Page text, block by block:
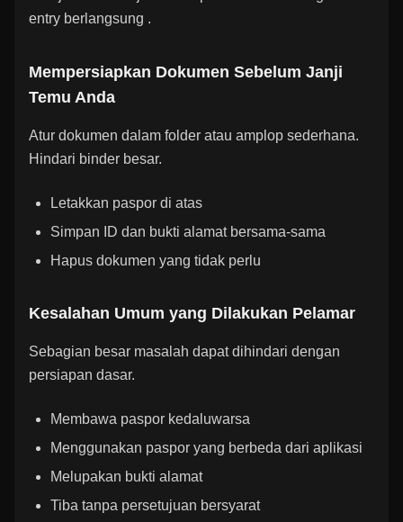
entry berlangsung .
Mempersiapkan Dokumen Sebelum Janji
Temu Anda
Atur dokumen dalam folder atau amplop sederhana.
Hindari binder besar.
Letakkan paspor di atas
Simpan ID dan bukti alamat bersama-sama
Hapus dokumen yang tidak perlu
Kesalahan Umum yang Dilakukan Pelamar
Sebagian besar masalah dapat dihindari dengan
persiapan dasar.
Membawa paspor kedaluwarsa
Menggunakan paspor yang berbeda dari aplikasi
Melupakan bukti alamat
Tiba tanpa persetujuan bersyarat